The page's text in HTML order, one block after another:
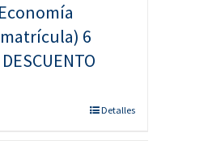
6
Detalles